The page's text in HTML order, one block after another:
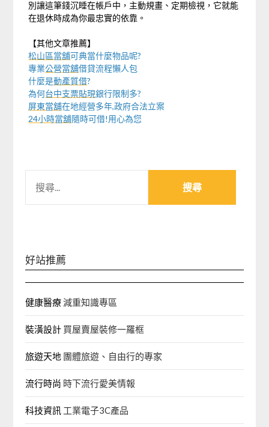
別讓這筆錢沉睡在帳戶中，主動規畫、定期檢視，它就能
在退休時成為你最忠實的依靠。
【其他文章推薦】
松山區當舖可典當什麼物品呢?
專業公營當舖借貸流程懶人包
什麼是動產質借?
為何台中支票貼現銀行限制多?
屏東當舖在地經營多年,政府合法立案
24小時當舖隨時可借!用心為您
關
好站推薦
健康醫療減重知識專區
裝潢設計 買屋賣屋裝修一羅框
旅遊天地 團體旅遊、自由行的專家‎
流行時尚 時下流行愛美情報
科技資訊 工業電子3C產品